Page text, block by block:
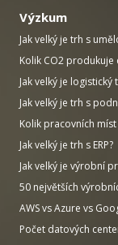
Výzkum
Jak velký je trh s
Kolik CO2
Jak velký je logistický
Jak velký je trh s
Kolik pracovních
Jak velký je trh s ERP?
Jak velký je výrobní
50 největších
AWS vs Azure vs
Počet datových